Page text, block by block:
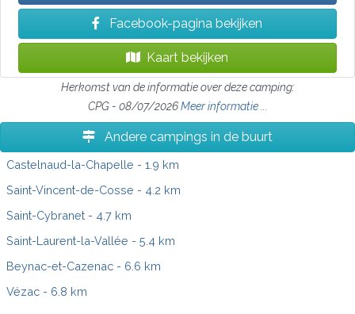
Facebook-pagina bekijken
Kaart bekijken
Herkomst van de informatie over deze camping:
CPG - 08/07/2026Meer informatie ...
Andere campings in de buurt
Castelnaud-la-Chapelle - 1.9 km
Saint-Vincent-de-Cosse - 4.2 km
Saint-Cybranet - 4.7 km
Saint-Laurent-la-Vallée - 5.4 km
Beynac-et-Cazenac - 6.6 km
Vézac - 6.8 km